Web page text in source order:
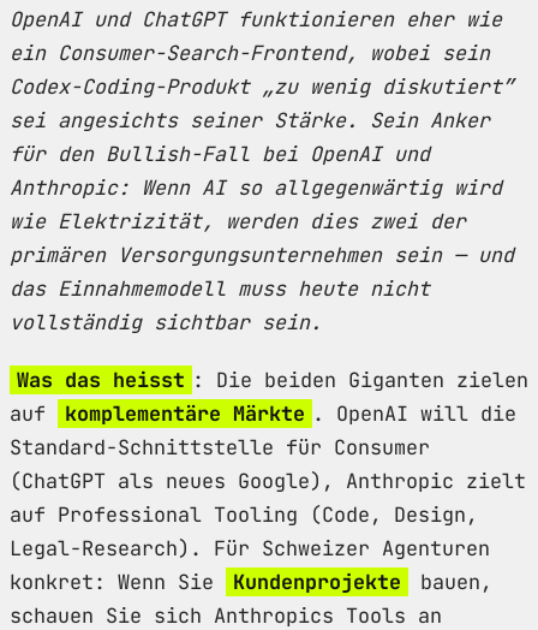
OpenAI und ChatGPT funktionieren eher wie
ein Consumer-Search-Frontend, wobei sein
Codex-Coding-Produkt „zu wenig diskutiert”
sei angesichts seiner Stärke. Sein Anker
für den Bullish-Fall bei OpenAI und
Anthropic: Wenn AI so allgegenwärtig wird
wie Elektrizität, werden dies zwei der
primären Versorgungsunternehmen sein — und
das Einnahmemodell muss heute nicht
vollständig sichtbar sein.
Was das heisst : Die beiden Giganten zielen
auf
komplementäre Märkte . OpenAI will die
Standard-Schnittstelle für Consumer
(ChatGPT als neues Google), Anthropic zielt
auf Professional Tooling (Code, Design,
Legal-Research). Für Schweizer Agenturen
konkret: Wenn Sie
Kundenprojekte
bauen,
schauen Sie sich Anthropics Tools an